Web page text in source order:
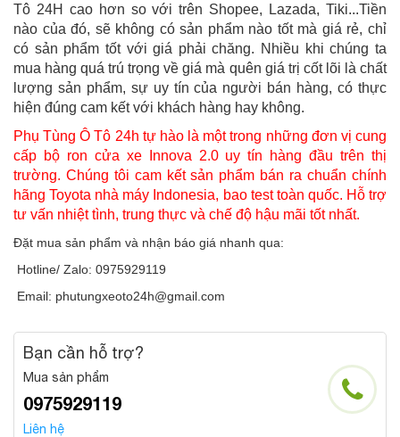
Tô 24H cao hơn so với trên Shopee, Lazada, Tiki...Tiền
nào của đó, sẽ không có sản phẩm nào tốt mà giá rẻ, chỉ
có sản phẩm tốt với giá phải chăng. Nhiều khi chúng ta
mua hàng quá trú trọng về giá mà quên giá trị cốt lõi là chất
lượng sản phẩm, sự uy tín của người bán hàng, có thực
hiện đúng cam kết với khách hàng hay không.
Phụ Tùng Ô Tô 24h tự hào là một trong những đơn vị cung
cấp bộ ron cửa xe Innova 2.0 uy tín hàng đầu trên thị
trường. Chúng tôi cam kết sản phẩm bán ra chuẩn chính
hãng Toyota nhà máy Indonesia, bao test toàn quốc. Hỗ trợ
tư vấn nhiệt tình, trung thực và chế độ hậu mãi tốt nhất.
Đặt mua sản phẩm và nhận báo giá nhanh qua:
Hotline/ Zalo: 0975929119
Email: phutungxeoto24h@gmail.com
Bạn cần hỗ trợ?
Mua sản phẩm
0975929119
Liên hệ